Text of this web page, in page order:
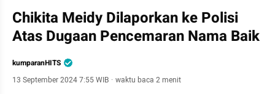
Chikita Meidy Dilaporkan ke Polisi
Atas Dugaan Pencemaran Nama Baik
kumparanHITS
13 September 2024 7:55 WIB · waktu baca 2 menit